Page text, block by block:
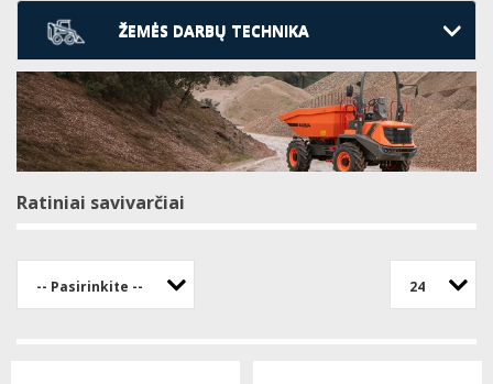
ŽEMĖS DARBŲ TECHNIKA
Ratiniai savivarčiai
-- Pasirinkite -- 24